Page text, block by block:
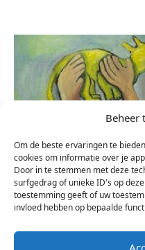
Beheer
Om de beste ervaringen te
cookies om informatie over je
Door in te stemmen met deze
surfgedrag of unieke ID's op
toestemming geeft of uw
invloed hebben op bepaalde